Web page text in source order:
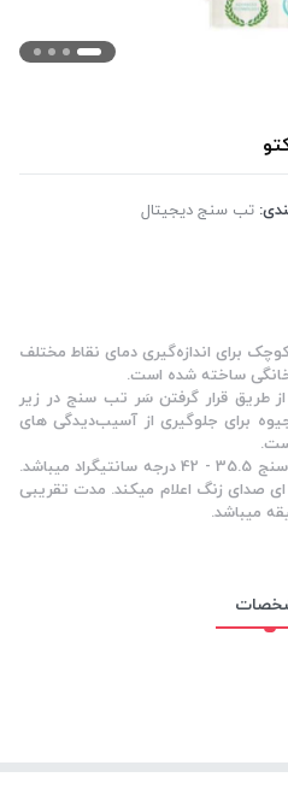
تب سنج دیجیتال
برای اندازه‌گیری دمای نقاط مختلف
ساخته شده است.
طریق قرار گرفتن سَر تب سنج در زیر
برای جلوگیری از آسیب‌دیدگی های
محدوده اندازه گیری این تب سنج 35.5 - 42 درجه سانتیگراد میباشد.
را با نشان 5 ثانیه ای صدای زنگ اعلام میکند. مدت تقریبی